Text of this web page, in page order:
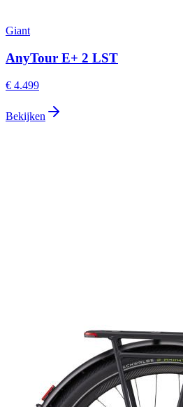
Giant
AnyTour E+ 2 LST
€ 4.499
Bekijken